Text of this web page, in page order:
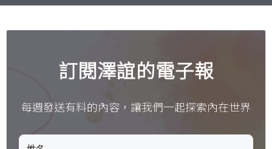
訂閱澤誼的電子報
每週發送有料的內容，讓我們一起探索內在世界